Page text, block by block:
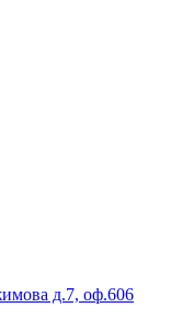
д.7, оф.606